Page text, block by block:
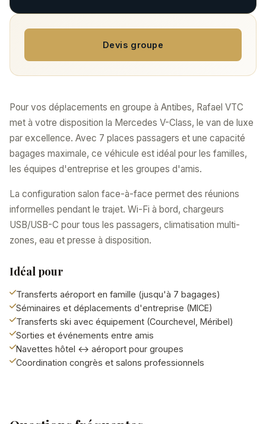
Pour vos déplacements en groupe à Antibes, Rafael VTC
met à votre disposition la Mercedes V-Class, le van de luxe
par excellence. Avec 7 places passagers et une capacité
bagages maximale, ce véhicule est idéal pour les familles,
les équipes d'entreprise et les groupes d'amis.
La configuration salon face-à-face permet des réunions
informelles pendant le trajet. Wi-Fi à bord, chargeurs
USB/USB-C pour tous les passagers, climatisation multi-
zones, eau et presse à disposition.
Idéal pour
Transferts aéroport en famille (jusqu'à 7 bagages)
Séminaires et déplacements d'entreprise (MICE)
Transferts ski avec équipement (Courchevel, Méribel)
Sorties et événements entre amis
Navettes hôtel ↔ aéroport pour groupes
Coordination congrès et salons professionnels
Devis groupe